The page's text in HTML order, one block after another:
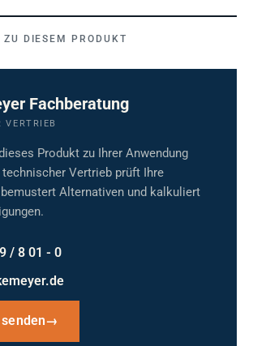
ZU DIESEM PRODUKT
Fachberatung
VERTRIEB
Produkt zu Ihrer Anwendung
technischer Vertrieb prüft Ihre
Alternativen und kalkuliert
/ 8 01 - 0
→